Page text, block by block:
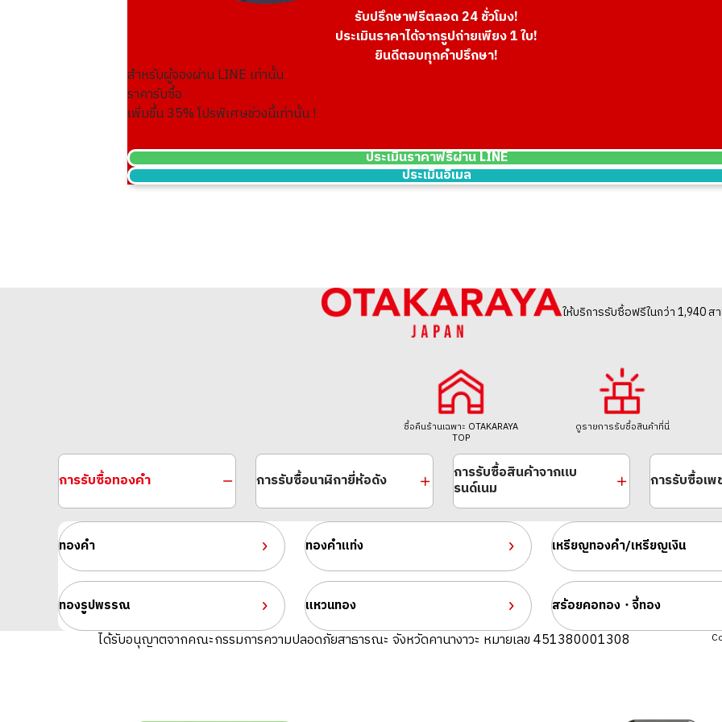
Platinum (Pt1000) Koala Coin 1/4 oz 3 pieces
23.4g
ราคารับซื้ออ้างอิง
Platinum (Pt1000) Maple Leaf Coin 2 x 1/2 oz. 1 x 1/4 oz.
Platinum
รับปรึกษาฟรีตลอด 24 ชั่วโมง!
ประเมินราคาได้จากรูปถ่ายเพียง 1 ใบ!
ยินดีตอบทุกคำปรึกษา!
สำหรับผู้จองผ่าน LINE เท่านั้น
ราคารับซื้อ
เพิ่มขึ้น35% โปรพิเศษช่วงนี้เท่านั้น !
ประเมินราคาฟรีผ่าน LINE
ประเมินอีเมล
ให้บริการรับซื้อฟรีในกว่า 1,940 ส
ซื้อคืนร้านเฉพาะ OTAKARAYA
TOP
ดูรายการรับซื้อสินค้าที่นี่
การรับซื้อทองคำ
ทองคำ ทองคำแท่ง เหรียญทองคำ/เหรียญเงิน
ทองรูปพรรณ แหวนทอง สร้อยคอทอง・จี้ทอง
การรับซื้อนาฬิกายี่ห้อดัง การรับซื้อสินค้าจากแบ
รนด์เนม การรับซื้อเ
ได้รับอนุญาตจากคณะกรรมการความปลอดภัยสาธารณะ จังหวัดคานางาวะ หมายเลข 451380001308